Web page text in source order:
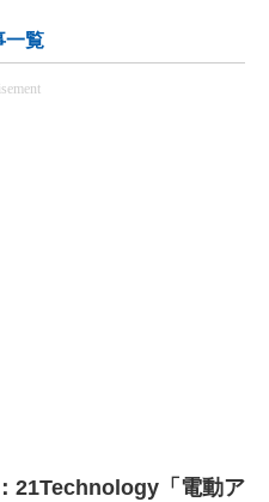
一覧
21Technology「電動ア